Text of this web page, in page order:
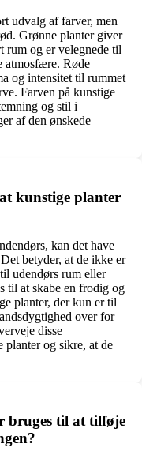
udvalg af farver, men
Grønne planter giver
rum og er velegnede til
atmosfære. Røde
og intensitet til rummet
Farven på kunstige
og stil i
af den ønskede
kunstige planter
kan det have
betyder, at de ikke er
udendørs rum eller
til at skabe en frodig og
planter, der kun er til
over for
disse
planter og sikre, at de
bruges til at tilføje